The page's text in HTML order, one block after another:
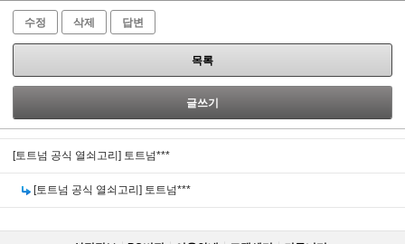
수정 삭제 답변
목록
글쓰기
[토트넘 공식 열쇠고리] 토트넘***
[토트넘 공식 열쇠고리] 토트넘***